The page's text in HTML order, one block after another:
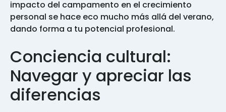
impacto del campamento en el crecimiento
personal se hace eco mucho más allá del verano,
dando forma a tu potencial profesional.
Conciencia cultural:
Navegar y apreciar las
diferencias